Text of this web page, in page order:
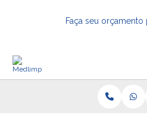
Faça seu